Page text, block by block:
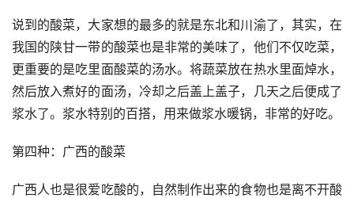
说到的酸菜，大家想的最多的就是东北和川渝了，其实，在
我国的陕甘一带的酸菜也是非常的美味了，他们不仅吃菜，
更重要的是吃里面酸菜的汤水。将蔬菜放在热水里面焯水，
然后放入煮好的面汤，冷却之后盖上盖子，几天之后便成了
浆水了。浆水特别的百搭，用来做浆水暖锅，非常的好吃。
第四种：广西的酸菜
广西人也是很爱吃酸的，自然制作出来的食物也是离不开酸